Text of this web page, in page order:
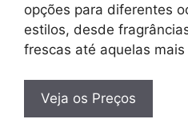
opções para diferentes
estilos, desde
frescas até aquelas
Veja os Preços